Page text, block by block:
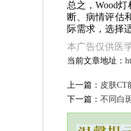
总之，Wood
断、病情评估
际需求，选择
本广告仅供医
当前文章地址：
上一篇： 皮肤CT
下一篇： 不同白